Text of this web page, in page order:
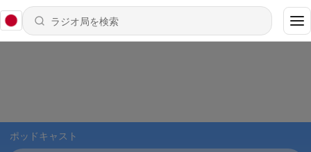
ポッドキャスト